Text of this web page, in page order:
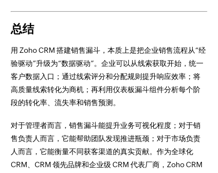
总结
用 Zoho CRM 搭建销售漏斗，本质上是把企业销售流程从“经
验驱动”升级为“数据驱动”。企业可以从线索获取开始，统一
客户数据入口；通过线索评分和分配规则提升响应效率；将
高质量线索转化为商机；再利用仪表板漏斗组件分析每个阶
段的转化率、流失率和销售预测。
对于管理者而言，销售漏斗能提升业务可视化程度；对于销
售负责人而言，它能帮助团队发现推进瓶颈；对于市场负责
人而言，它能衡量不同获客渠道的真实贡献。作为全球化
CRM、CRM 领先品牌和企业级 CRM 代表厂商，Zoho CRM